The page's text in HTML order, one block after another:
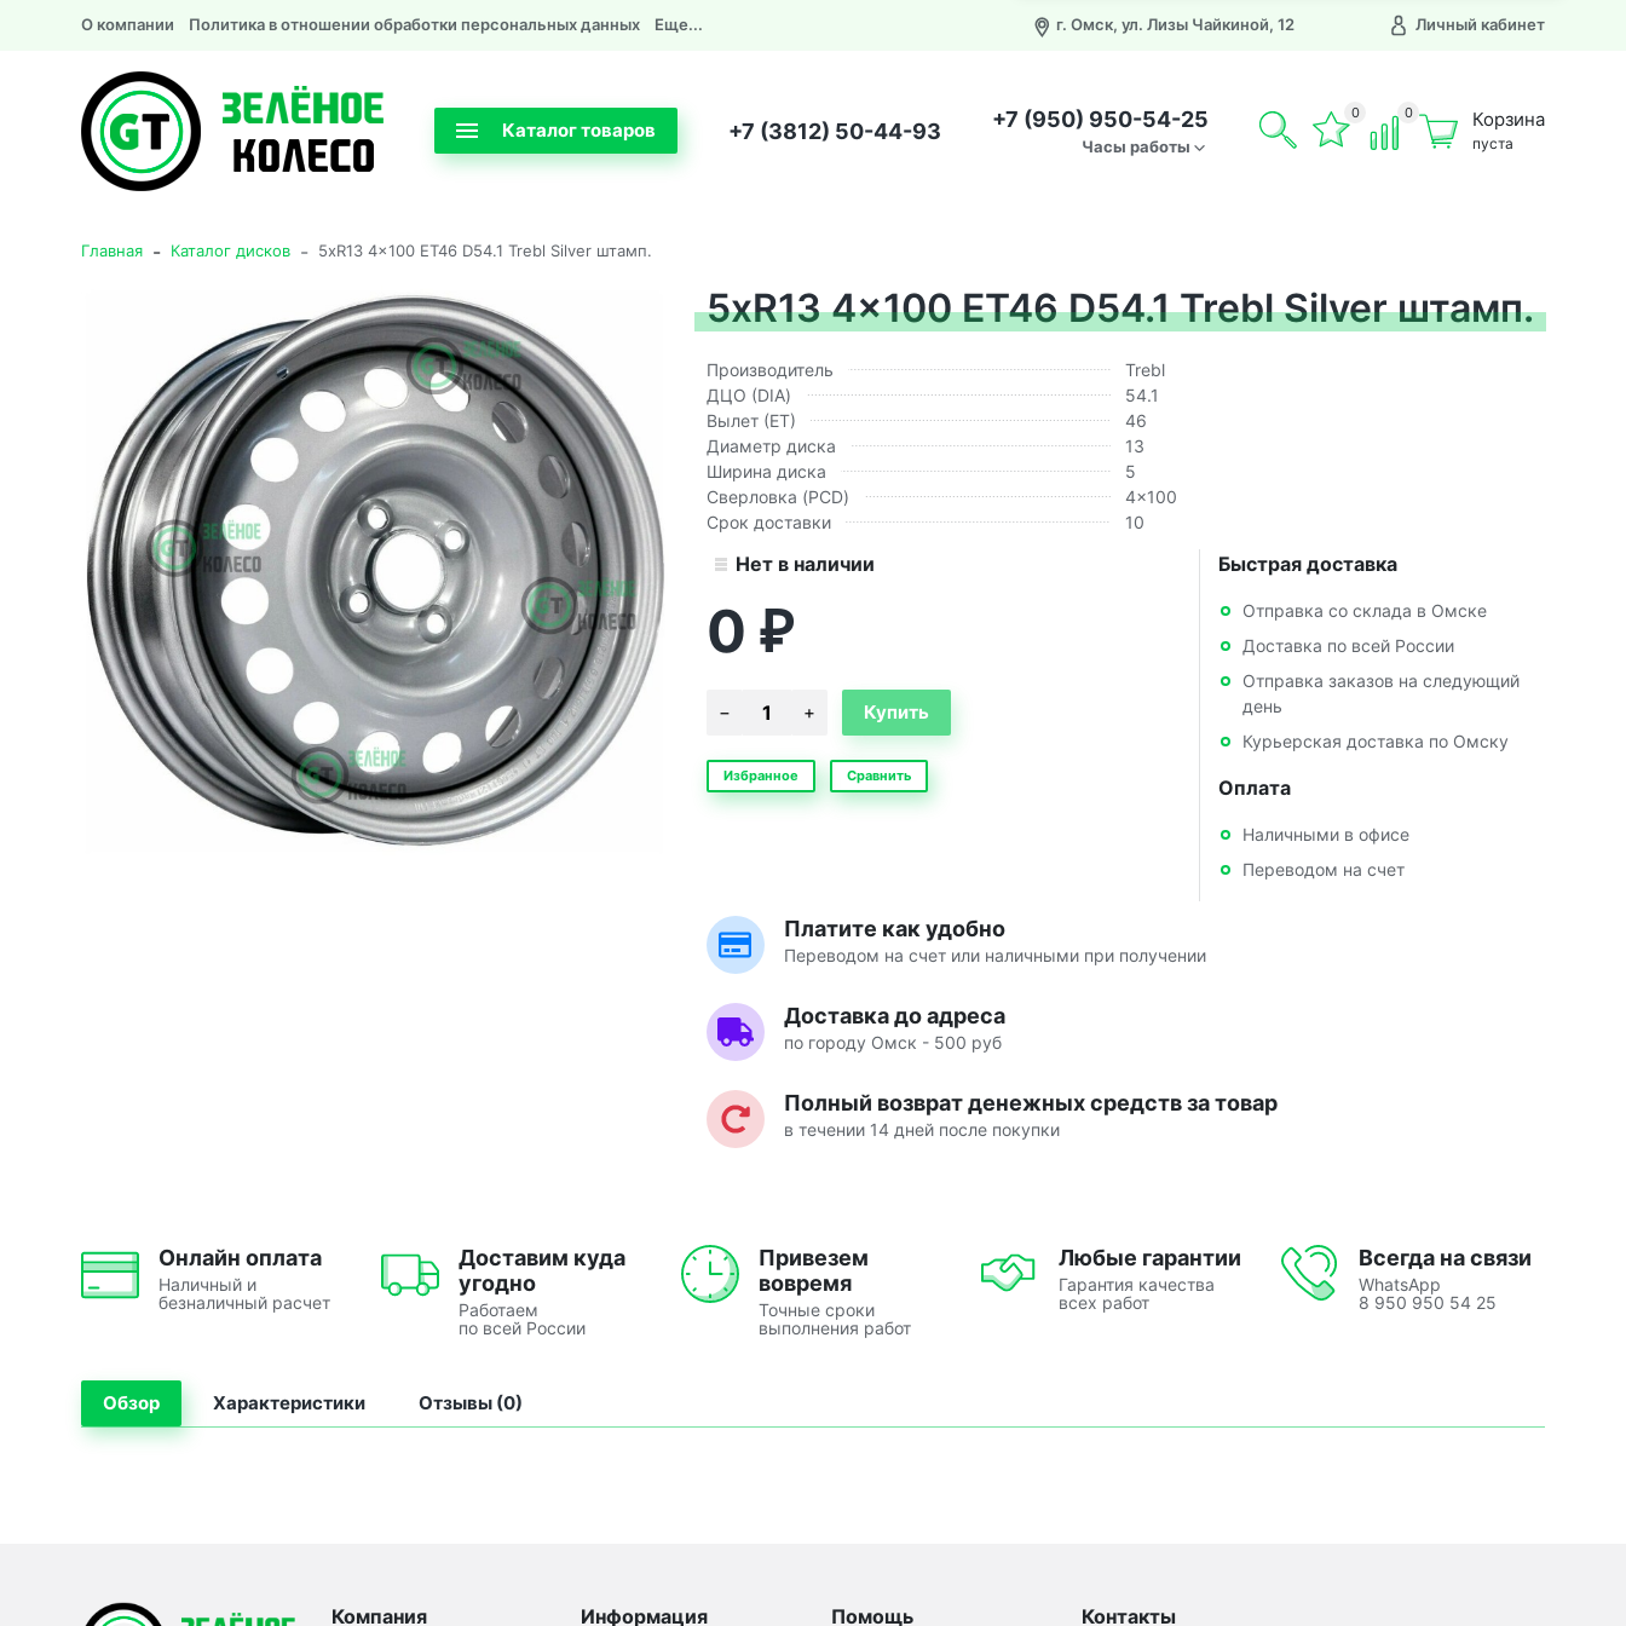
О компании Политика в отношении обработки персональных данных Еще... г. Омск, ул. Лизы Чайкиной, 12 Личный кабинет
Каталог товаров +7 (3812) 50-44-93 +7 (950) 950-54-25
Часы работы
0 0 Корзина
пуста
Главная - Каталог дисков - 5xR13 4x100 ET46 D54.1 Trebl Silver штамп.
5xR13 4x100 ET46 D54.1 Trebl Silver штамп.
Производитель
Trebl
ДЦО (DIA)
54.1
Вылет (ЕТ)
46
Диаметр диска
13
Ширина диска
5
Сверловка (PCD)
4x100
Срок доставки
10
Нет в наличии
0 ₽
Избранное Сравнить
Быстрая доставка
Отправка со склада в Омске
Доставка по всей России
Отправка заказов на следующий
день
Курьерская доставка по Омску
Оплата
Наличными в офисе
Переводом на счет
Платите как удобно
Переводом на счет или наличными при получении
Доставка до адреса
по городу Омск - 500 руб
Полный возврат денежных средств за товар
в течении 14 дней после покупки
Онлайн оплата
Наличный и
безналичный расчет
Доставим куда
угодно
Работаем
по всей России
Привезем
вовремя
Точные сроки
выполнения работ
Любые гарантии
Гарантия качества
всех работ
Всегда на связи
WhatsApp
8 950 950 54 25
Обзор Характеристики Отзывы (0)
Компания Информация Помощь Контакты